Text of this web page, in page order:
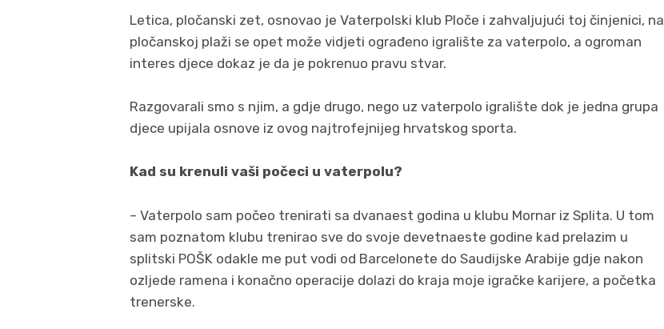
Letica, pločanski zet, osnovao je Vaterpolski klub Ploče i zahvaljujući toj činjenici, na
pločanskoj plaži se opet može vidjeti ograđeno igralište za vaterpolo, a ogroman
interes djece dokaz je da je pokrenuo pravu stvar.
Razgovarali smo s njim, a gdje drugo, nego uz vaterpolo igralište dok je jedna grupa
djece upijala osnove iz ovog najtrofejnijeg hrvatskog sporta.
Kad su krenuli vaši počeci u vaterpolu?
– Vaterpolo sam počeo trenirati sa dvanaest godina u klubu Mornar iz Splita. U tom
sam poznatom klubu trenirao sve do svoje devetnaeste godine kad prelazim u
splitski POŠK odakle me put vodi od Barcelonete do Saudijske Arabije gdje nakon
ozljede ramena i konačno operacije dolazi do kraja moje igračke karijere, a početka
trenerske.